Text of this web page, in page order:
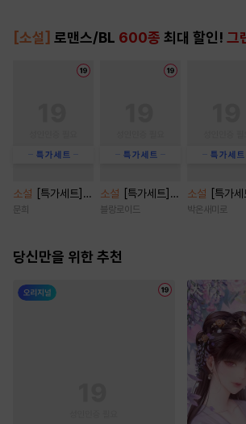
[소설] 로맨스/BL 600종 최대 할인! 그
소설
[특가세트]
쿼터백의 터치다운
문희
소설
[특가세트]
[BL] 트루 러브(Tr
블랑로이드
소설
[특가
laything [단
박온새미로
당신만을 위한 추천